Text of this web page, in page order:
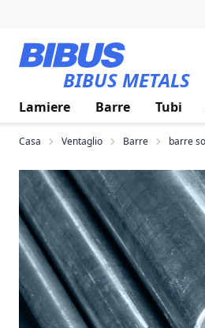
BIBUS METALS
Lamiere Barre Tubi
Casa Ventaglio Barre barre